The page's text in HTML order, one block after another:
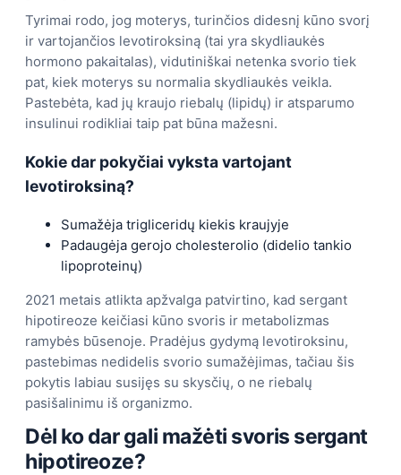
Tyrimai rodo, jog moterys, turinčios didesnį kūno svorį
ir vartojančios levotiroksiną (tai yra skydliaukės
hormono pakaitalas), vidutiniškai netenka svorio tiek
pat, kiek moterys su normalia skydliaukės veikla.
Pastebėta, kad jų kraujo riebalų (lipidų) ir atsparumo
insulinui rodikliai taip pat būna mažesni.
Kokie dar pokyčiai vyksta vartojant
levotiroksiną?
Sumažėja trigliceridų kiekis kraujyje
Padaugėja gerojo cholesterolio (didelio tankio
lipoproteinų)
2021 metais atlikta apžvalga patvirtino, kad sergant
hipotireoze keičiasi kūno svoris ir metabolizmas
ramybės būsenoje. Pradėjus gydymą levotiroksinu,
pastebimas nedidelis svorio sumažėjimas, tačiau šis
pokytis labiau susijęs su skysčių, o ne riebalų
pasišalinimu iš organizmo.
Dėl ko dar gali mažėti svoris sergant
hipotireoze?